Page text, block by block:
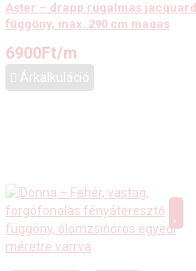
Aster – drapp rugalmas jacquard
függöny, max. 290 cm magas
6900Ft/m
Árkalkuláció